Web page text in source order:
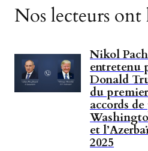
Nos lecteurs ont
Nikol
entretenu
Donald
du
accords
et
2025